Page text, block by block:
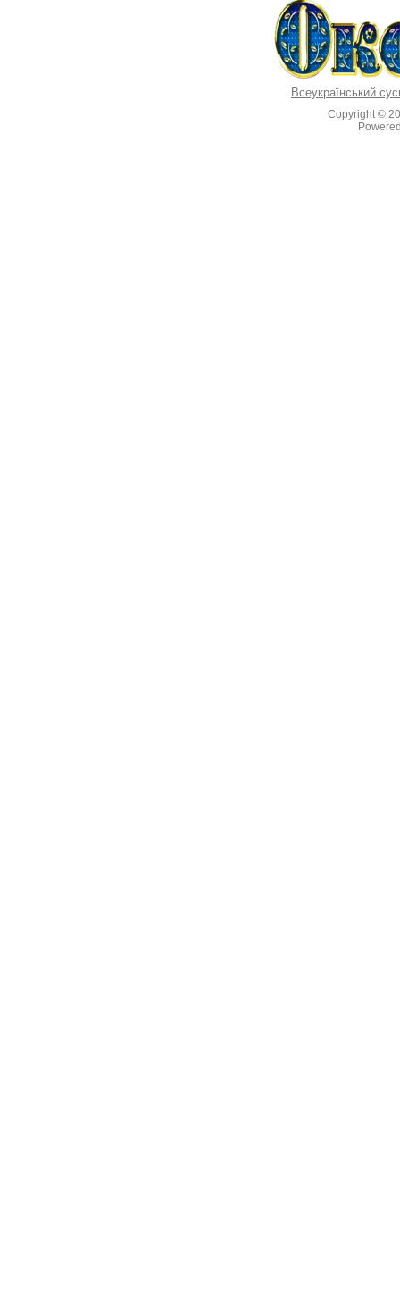
Всеукраїнський
Copyright ©